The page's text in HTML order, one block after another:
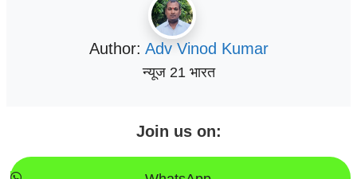
Author: Adv Vinod Kumar
न्यूज 21 भारत
Join us on: